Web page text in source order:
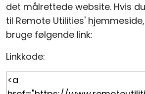
det målrettede website. Hvis
til Remote Utilities'
bruge følgende link:
Linkkode: